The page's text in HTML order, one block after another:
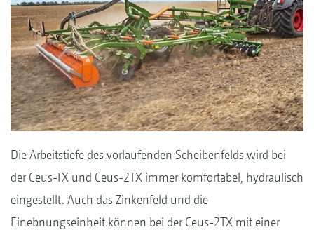
Die Arbeitstiefe des vorlaufenden Scheibenfelds wird bei
der Ceus-TX und Ceus-2TX immer komfortabel, hydraulisch
eingestellt. Auch das Zinkenfeld und die
Einebnungseinheit können bei der Ceus-2TX mit einer